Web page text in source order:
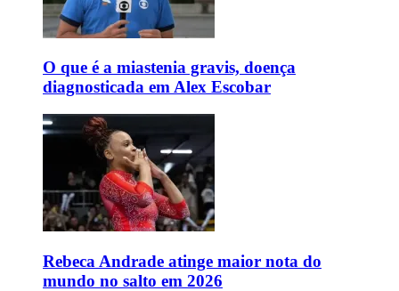
O que é a miastenia gravis, doença
diagnosticada em Alex Escobar
Rebeca Andrade atinge maior nota do
mundo no salto em 2026